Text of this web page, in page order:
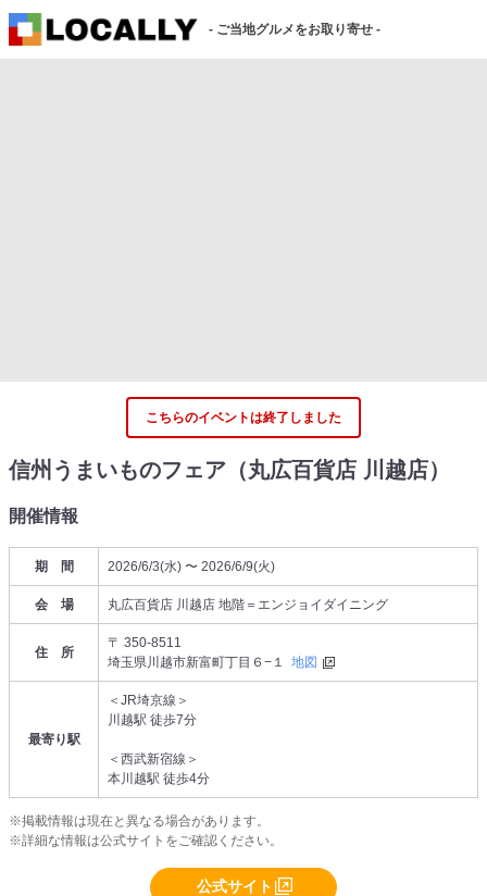
- ご当地グルメをお取り寄せ -
こちらのイベントは終了しました
信州うまいものフェア（丸広百貨店 川越店）
開催情報
期 間 2026/6/3(水) 〜 2026/6/9(火)
会 場 丸広百貨店 川越店 地階＝エンジョイダイニング
住 所
〒 350-8511
埼玉県川越市新富町丁目６−１ 地図
最寄り駅
＜JR埼京線＞
川越駅 徒歩7分
＜西武新宿線＞
本川越駅 徒歩4分
※掲載情報は現在と異なる場合があります。
※詳細な情報は公式サイトをご確認ください。
公式サイト